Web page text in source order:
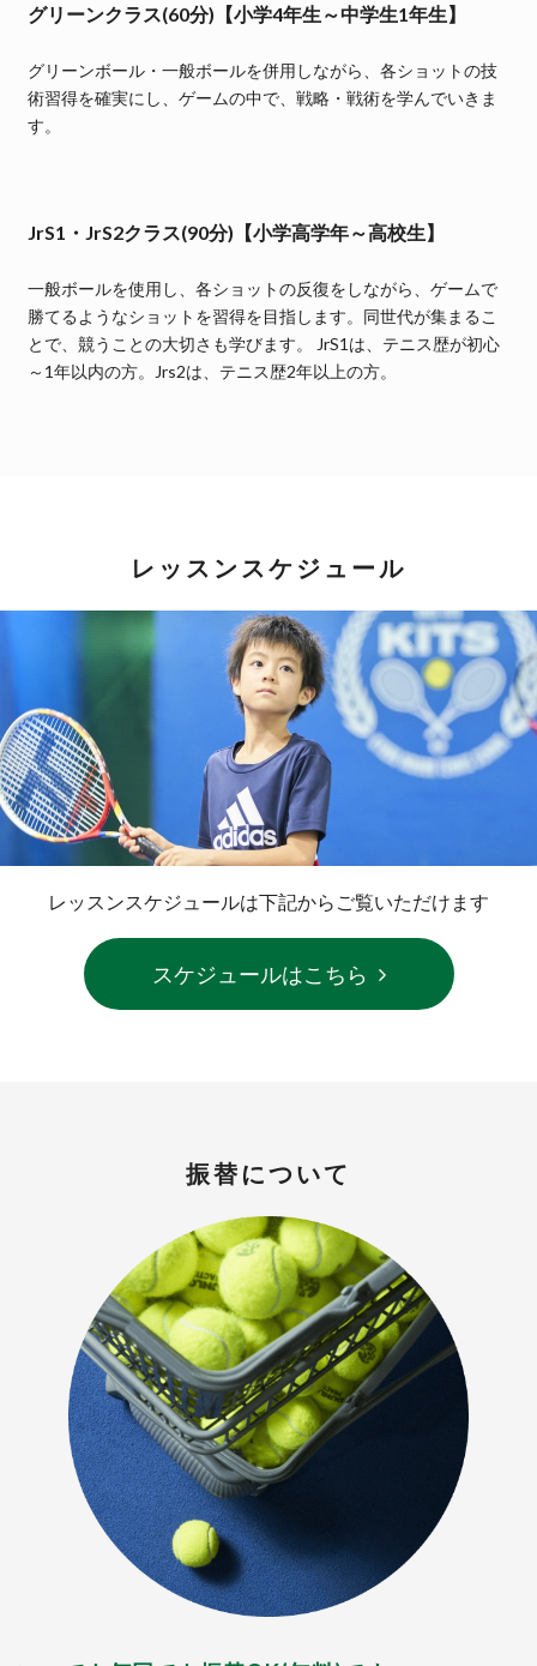
グリーンクラス(60分)【小学4年生～中学生1年生】
グリーンボール・一般ボールを併用しながら、各ショットの技
術習得を確実にし、ゲームの中で、戦略・戦術を学んでいきま
す。
JrS1・JrS2クラス(90分)【小学高学年～高校生】
一般ボールを使用し、各ショットの反復をしながら、ゲームで
勝てるようなショットを習得を目指します。同世代が集まるこ
とで、競うことの大切さも学びます。 JrS1は、テニス歴が初心
～1年以内の方。Jrs2は、テニス歴2年以上の方。
レッスンスケジュール
レッスンスケジュールは下記からご覧いただけます
スケジュールはこちら
振替について